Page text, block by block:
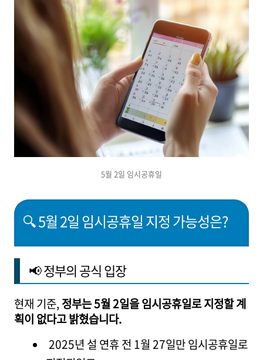
5월 2일 임시공휴일
🔍 5월 2일 임시공휴일 지정 가능성은?
📢 정부의 공식 입장
현재 기준,정부는 5월 2일을 임시공휴일로 지정할 계
획이 없다고 밝혔습니다.
2025년 설 연휴 전 1월 27일만 임시공휴일로